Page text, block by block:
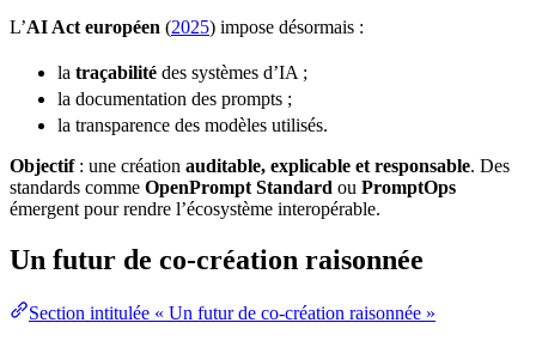
L’AI Act européen (2025) impose désormais :
la traçabilité des systèmes d’IA ;
la documentation des prompts ;
la transparence des modèles utilisés.
Objectif: une création auditable, explicable et responsable. Des
standards comme OpenPrompt Standard ou PromptOps
émergent pour rendre l’écosystème interopérable.
Un futur de co-création raisonnée
Section intitulée « Un futur de co-création raisonnée »